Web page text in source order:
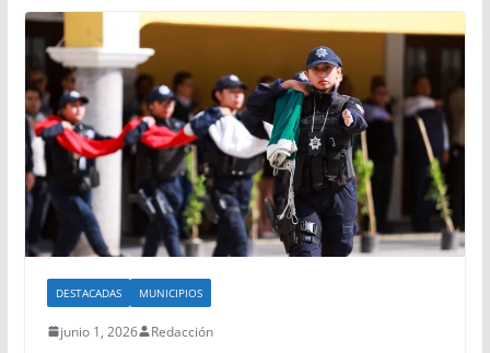
DESTACADAS MUNICIPIOS
junio 1, 2026 Redacción